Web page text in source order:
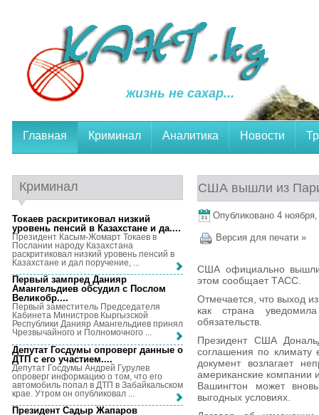
жизнь не сахар...
Главная Криминал Аналитика Новости
США вышли из
Опубликовано 4 ноября,
Версия для печати »
США официально вышли
этом сообщает ТАСС.
Отмечается, что выход
как страна
обязательств.
Президент США
соглашения по климату
документ возлагает
американские компании
Вашингтон может
выгодных условиях.
Криминал
Токаев раскритиковал низкий
уровень пенсий в Казахстане и да....
Президент Касым-Жомарт Токаев в
Послании народу Казахстана
раскритиковал низкий уровень пенсий в
Казахстане и дал поручение, ...
Первый зампред Данияр
Амангельдиев обсудил с Послом
Великобр....
Первый заместитель Председателя
Кабинета Министров Кыргызской
Республики Данияр Амангельдиев принял
Чрезвычайного и Полномочного ...
Депутат Госдумы опроверг данные о
ДТП с его участием....
Депутат Госдумы Андрей Гурулев
опроверг информацию о том, что его
автомобиль попал в ДТП в Забайкальском
крае. Утром он опубликовал ...
Президент Садыр Жапаров